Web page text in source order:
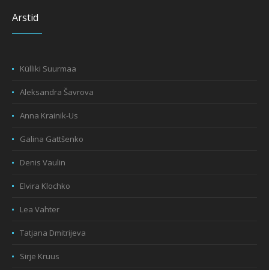
Arstid
Külliki Suurmaa
Aleksandra Šavrova
Anna Krainik-Us
Galina Gattšenko
Denis Vaulin
Elvira Klochko
Lea Vahter
Tatjana Dmitrijeva
Sirje Kruus